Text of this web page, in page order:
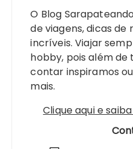
O Blog
de viagens, dicas de
incríveis. Viajar
hobby, pois além
contar inspiramos
mais.
Clique aqui e